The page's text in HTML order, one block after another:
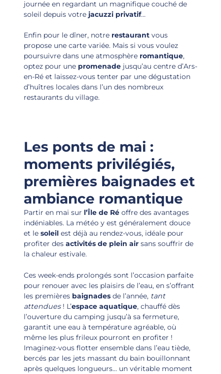
journée en regardant un magnifique couché de
soleil depuis votre jacuzzi privatif…
Enfin pour le dîner, notre restaurant vous
propose une carte variée. Mais si vous voulez
poursuivre dans une atmosphère romantique,
optez pour une promenade jusqu’au centre d’Ars-
en-Ré et laissez-vous tenter par une dégustation
d’huîtres locales dans l’un des nombreux
restaurants du village.
Les ponts de mai :
moments privilégiés,
premières baignades et
ambiance romantique
Partir en mai sur l’Île de Ré offre des avantages
indéniables. La météo y est généralement douce
et le soleil est déjà au rendez-vous, idéale pour
profiter des activités de plein air sans souffrir de
la chaleur estivale.
Ces week-ends prolongés sont l’occasion parfaite
pour renouer avec les plaisirs de l’eau, en s’offrant
les premières baignades de l’année, tant
attendues! L’espace aquatique, chauffé dès
l’ouverture du camping jusqu’à sa fermeture,
garantit une eau à température agréable, où
même les plus frileux pourront en profiter !
Imaginez-vous flotter ensemble dans l’eau tiède,
bercés par les jets massant du bain bouillonnant
après quelques longueurs… un véritable moment